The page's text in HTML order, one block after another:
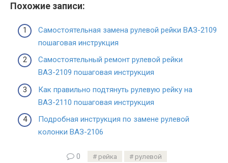
Похожие записи:
Самостоятельная замена рулевой рейки ВАЗ-2109
пошаговая инструкция
Самостоятельный ремонт рулевой рейки
ВАЗ-2109 пошаговая инструкция
Как правильно подтянуть рулевую рейку на
ВАЗ-2110 пошаговая инструкция
Подробная инструкция по замене рулевой
колонки ВАЗ-2106
0 рейка рулевой